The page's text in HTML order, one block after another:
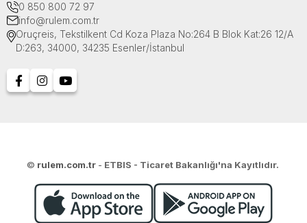
0 850 800 72 97
info@rulem.com.tr
Oruçreis, Tekstilkent Cd Koza Plaza No:264 B Blok Kat:26 12/A
D:263, 34000, 34235 Esenler/İstanbul
© rulem.com.tr - ETBIS - Ticaret Bakanlığı'na Kayıtlıdır.